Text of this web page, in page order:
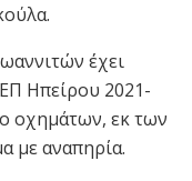
έχει
Ηπείρου 2021-
οχημάτων, εκ των
με αναπηρία.